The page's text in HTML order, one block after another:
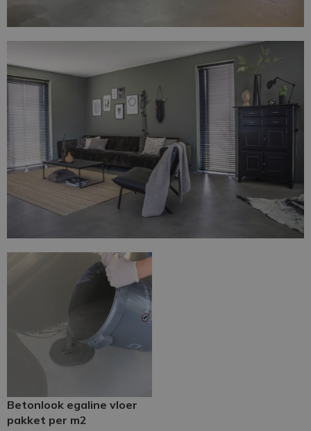
Betonlook egaline vloer
pakket per m2